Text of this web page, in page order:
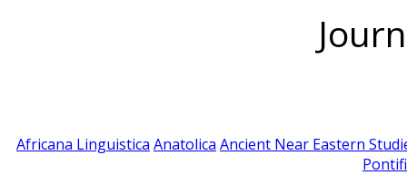
Africana Linguistica Anatolica Ancient Near Eastern